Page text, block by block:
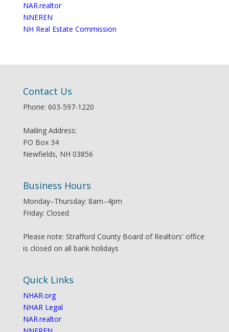
NAR.realtor
NNEREN
NH Real Estate Commission
Contact Us
Phone: 603-597-1220
Mailing Address:
PO Box 34
Newfields, NH 03856
Business Hours
Monday–Thursday: 8am–4pm
Friday: Closed
Please note: Strafford County Board of Realtors' office
is closed on all bank holidays
Quick Links
NHAR.org
NHAR Legal
NAR.realtor